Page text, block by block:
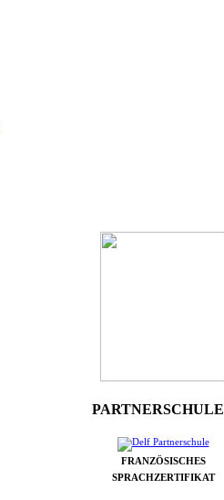
PARTNERSCHULE
FRANZÖSISCHES
SPRACHZERTIFIKAT